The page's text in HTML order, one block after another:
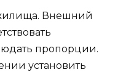
Внешний
пропорции.
установить